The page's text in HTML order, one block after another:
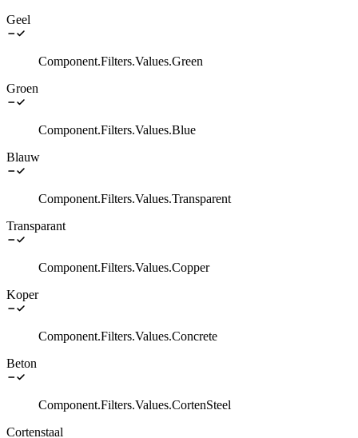
Geel
Component.Filters.Values.Green
Groen
Component.Filters.Values.Blue
Blauw
Component.Filters.Values.Transparent
Transparant
Component.Filters.Values.Copper
Koper
Component.Filters.Values.Concrete
Beton
Component.Filters.Values.CortenSteel
Cortenstaal